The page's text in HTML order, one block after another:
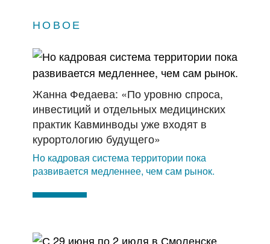
НОВОЕ
Жанна Федаева: «По уровню спроса,
инвестиций и отдельных медицинских
практик Кавминводы уже входят в
курортологию будущего»
Но кадровая система территории пока
развивается медленнее, чем сам рынок.